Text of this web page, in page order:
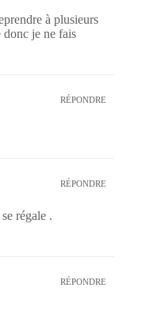
à plusieurs
donc je ne fais
RÉPONDRE
RÉPONDRE
régale .
RÉPONDRE